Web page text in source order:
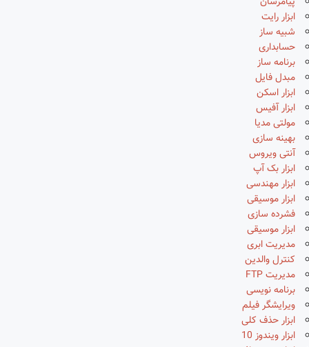
ابزار رایت
شبیه ساز
حسابداری
برنامه ساز
مبدل فایل
ابزار اسکن
ابزار آفیس
مولتی مدیا
بهینه سازی
آنتی ویروس
ابزار بک آپ
ابزار مهندسی
ابزار موسیقی
فشرده سازی
ابزار موسیقی
مدیریت ابری
کنترل والدین
مدیریت FTP
برنامه نویسی
ویرایشگر فیلم
ابزار حذف کلی
ابزار ویندوز 10